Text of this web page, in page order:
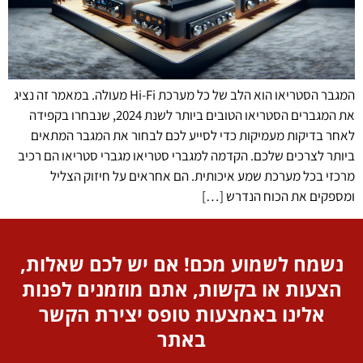
המגבר הסטריאו הוא הלב של כל מערכת Hi-Fi מעולה. במאמר זה נציג
את המגברים הסטריאו הטובים ביותר לשנת 2024, שנבחרו בקפידה
לאחר בדיקות מעמיקות כדי לסייע לכם לבחור את המגבר המתאים
ביותר לצרכים שלכם. הקדמה למגברי סטריאו מגברי סטריאו הם רכיב
מרכזי בכל מערכת שמע איכותית. הם אחראים על חיזוק הצליל
ומספקים את הכוח הנדרש […]
נשמח לשמוע מכם! אם יש לכם שאלות,
הצעות או בקשות, אתם מוזמנים לפנות
אלינו באמצעות טופס יצירת הקשר
באתר